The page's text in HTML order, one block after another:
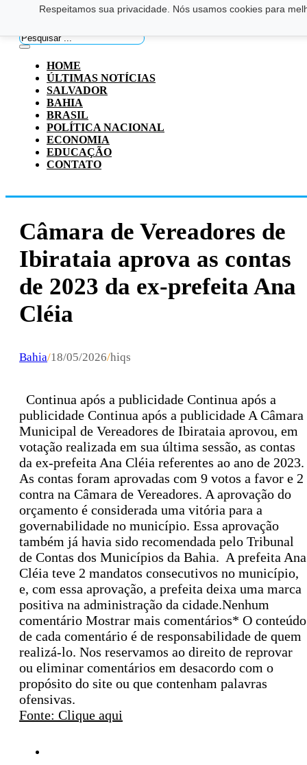
Respeitamos sua privacidade. Nós usamos cookies para
Saltar para o conteúdo principal Ir para o footer
Pesquisar
...
HOME
ÚLTIMAS NOTÍCIAS
SALVADOR
BAHIA
BRASIL
POLÍTICA NACIONAL
ECONOMIA
EDUCAÇÃO
CONTATO
Câmara de Vereadores de
Ibirataia aprova as contas
de 2023 da ex-prefeita Ana
Cléia
Bahia/18/05/2026/hiqs
Continua após a publicidade Continua após a
publicidade Continua após a publicidade A Câmara
Municipal de Vereadores de Ibirataia aprovou, em
votação realizada em sua última sessão, as contas
da ex-prefeita Ana Cléia referentes ao ano de 2023.
As contas foram aprovadas com 9 votos a favor e 2
contra na Câmara de Vereadores. A aprovação do
orçamento é considerada uma vitória para a
governabilidade no município. Essa aprovação
também já havia sido recomendada pelo Tribunal
de Contas dos Municípios da Bahia. A prefeita Ana
Cléia teve 2 mandatos consecutivos no município,
e, com essa aprovação, a prefeita deixa uma marca
positiva na administração da cidade.Nenhum
comentário Mostrar mais comentários* O conteúdo
de cada comentário é de responsabilidade de quem
realizá-lo. Nos reservamos ao direito de reprovar
ou eliminar comentários em desacordo com o
propósito do site ou que contenham palavras
ofensivas.
Fonte: Clique aqui